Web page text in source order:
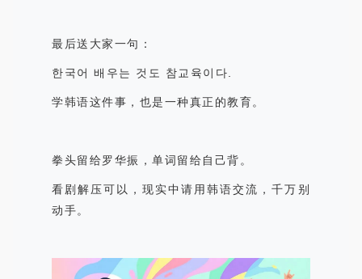
最后送大家一句：
한국어 배우는 것도 참교육이다.
学韩语这件事，也是一种真正的教育。
拳头留给罗华振，单词留给自己背。
看剧解压可以，现实中请用韩语交流，千万别
动手。